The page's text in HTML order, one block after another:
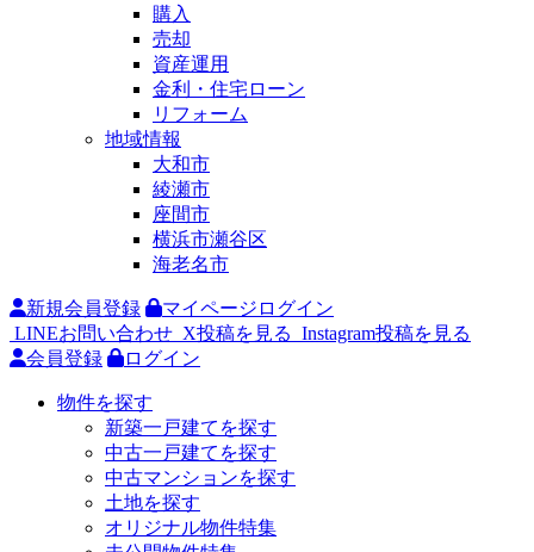
購入
売却
資産運用
金利・住宅ローン
リフォーム
地域情報
大和市
綾瀬市
座間市
横浜市瀬谷区
海老名市
新規会員登録
マイページログイン
LINEお問い合わせ X投稿を見る Instagram投稿を見る
会員登録
ログイン
物件を探す
新築一戸建てを探す
中古一戸建てを探す
中古マンションを探す
土地を探す
オリジナル物件特集